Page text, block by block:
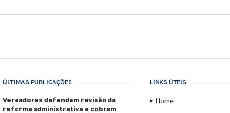
ÚLTIMAS PUBLICAÇÕES
Vereadores defendem revisão da
reforma administrativa e cobram
LINKS ÚTEIS
Home